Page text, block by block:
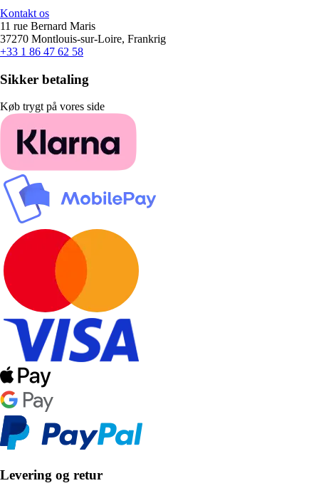
Kontakt os
11 rue Bernard Maris
37270 Montlouis-sur-Loire, Frankrig
+33 1 86 47 62 58
Sikker betaling
Køb trygt på vores side
Levering og retur